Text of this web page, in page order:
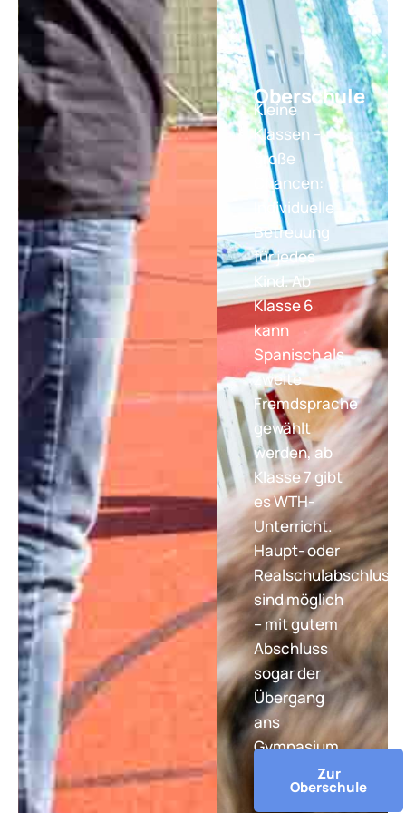
Oberschule
Kleine
Klassen –
große
Chancen:
Individuelle
Betreuung
für jedes
Kind. Ab
Klasse 6
kann
Spanisch als
zweite
Fremdsprache
gewählt
werden, ab
Klasse 7 gibt
es WTH-
Unterricht.
Haupt- oder
Realschulabschluss
sind möglich
– mit gutem
Abschluss
sogar der
Übergang
ans
Gymnasium.
Zur
Oberschule